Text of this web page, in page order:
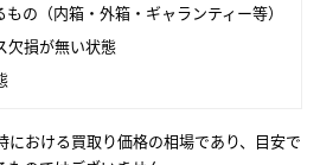
の（内箱・外箱・ギャランティー等）
欠損が無い状態
における買取り価格の相場であり、目安で